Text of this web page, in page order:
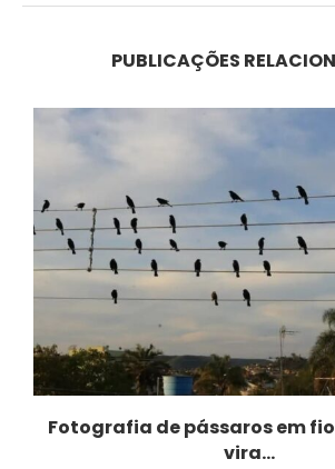
PUBLICAÇÕES
Fotografia de pássaros em
vira...